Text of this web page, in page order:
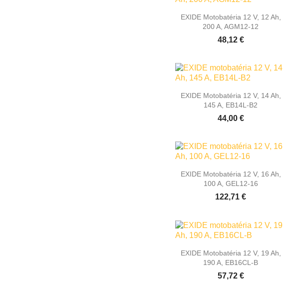
 Rýchly náhľad
EXIDE Motobatéria 12 V, 12 Ah,
200 A, AGM12-12
48,12 €
 Rýchly náhľad
EXIDE Motobatéria 12 V, 14 Ah,
145 A, EB14L-B2
44,00 €
 Rýchly náhľad
EXIDE Motobatéria 12 V, 16 Ah,
100 A, GEL12-16
122,71 €
 Rýchly náhľad
EXIDE Motobatéria 12 V, 19 Ah,
190 A, EB16CL-B
57,72 €